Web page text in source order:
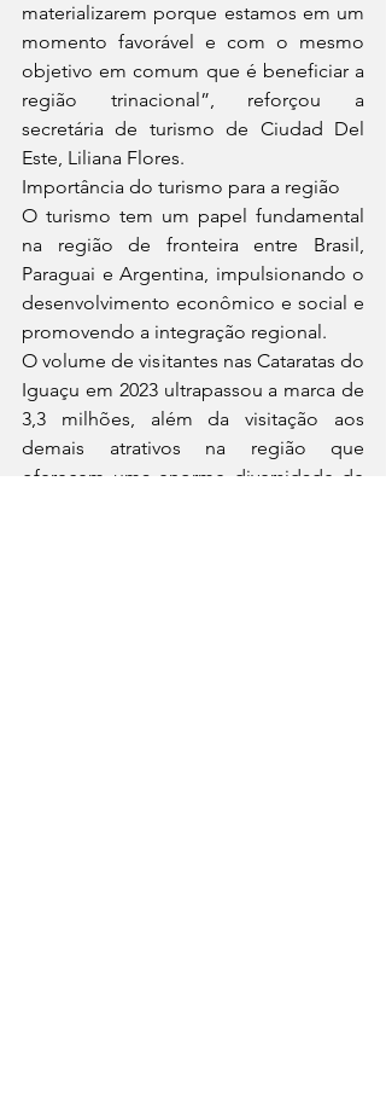
materializarem porque estamos em um
momento favorável e com o mesmo
objetivo em comum que é beneficiar a
região trinacional”, reforçou a
secretária de turismo de Ciudad Del
Este, Liliana Flores.
Importância do turismo para a região
O turismo tem um papel fundamental
na região de fronteira entre Brasil,
Paraguai e Argentina, impulsionando o
desenvolvimento econômico e social e
promovendo a integração regional.
O volume de visitantes nas Cataratas do
Iguaçu em 2023 ultrapassou a marca de
3,3 milhões, além da visitação aos
demais atrativos na região que
oferecem uma enorme diversidade de